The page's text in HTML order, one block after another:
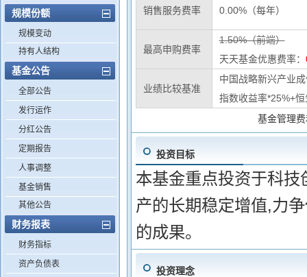
规模份额
规模变动
持有人结构
基金公告
全部公告
发行运作
分红公告
定期报告
人事调整
基金销售
其他公告
财务报表
财务指标
资产负债表
销售服务费率 0.00%（每年）
最高申购费率
1.50%（前端）
天天基金优惠费率：
业绩比较基准
中国战略新兴产业
指数收益率*25%+
基金管理
投资目标
本基金重点投资于科
产的长期稳定增值,力
的成果。
投资理念